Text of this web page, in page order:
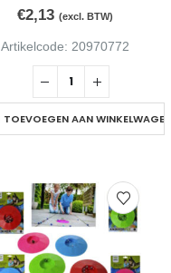
€2,13 (excl. BTW)
Artikelcode: 20970772
TOEVOEGEN AAN